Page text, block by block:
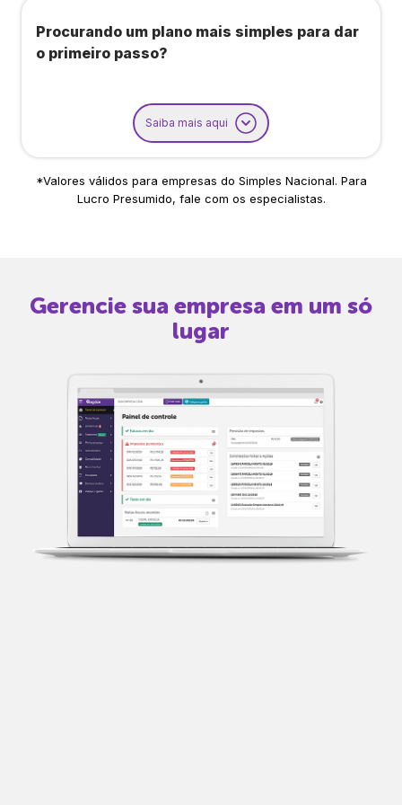
Procurando um plano mais simples para dar
o primeiro passo?
Saiba mais aqui
*Valores válidos para empresas do Simples Nacional. Para
Lucro Presumido, fale com os especialistas.
Gerencie sua empresa em um só
lugar